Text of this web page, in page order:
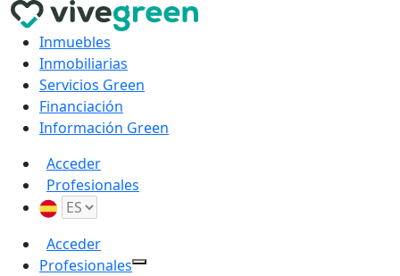
Inmuebles
Inmobiliarias
Servicios Green
Financiación
Información Green
Acceder
Profesionales
Acceder
Profesionales